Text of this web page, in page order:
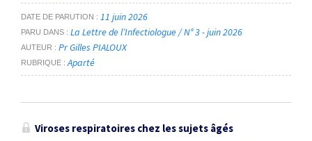
DATE DE PARUTION 11 juin 2026
PARU DANS La Lettre de l’Infectiologue / N° 3 - juin 2026
AUTEUR Pr Gilles PIALOUX
RUBRIQUE Aparté
Viroses respiratoires chez les sujets âgés